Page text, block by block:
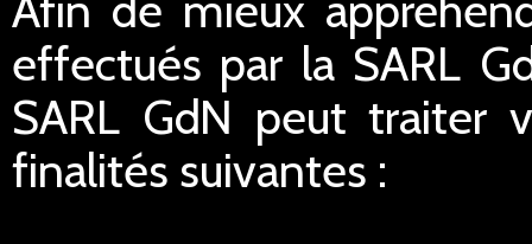
effectués par la SARL
SARL GdN peut traiter
finalités suivantes :